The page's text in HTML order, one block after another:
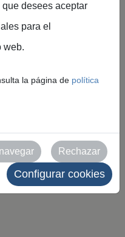
de Feria de
Zaragoza. Queda
autorización
desees aceptar
para el
web.
la página de política
Rechazar
Configurar cookies